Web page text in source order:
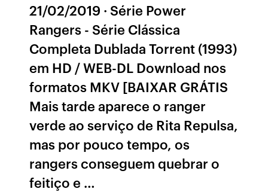
21/02/2019 · Série Power
Rangers - Série Clássica
Completa Dublada Torrent (1993)
em HD / WEB-DL Download nos
formatos MKV [BAIXAR GRÁTIS
Mais tarde aparece o ranger
verde ao serviço de Rita Repulsa,
mas por pouco tempo, os
rangers conseguem quebrar o
feitiço e …